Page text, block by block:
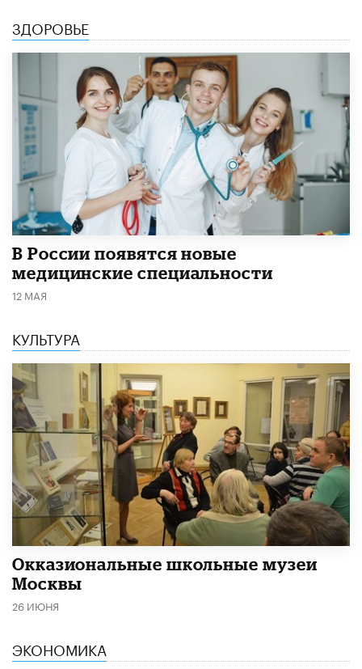
ЗДОРОВЬЕ
В России появятся новые
медицинские специальности
12 МАЯ
КУЛЬТУРА
​Окказиональные школьные музеи
Москвы
26 ИЮНЯ
ЭКОНОМИКА